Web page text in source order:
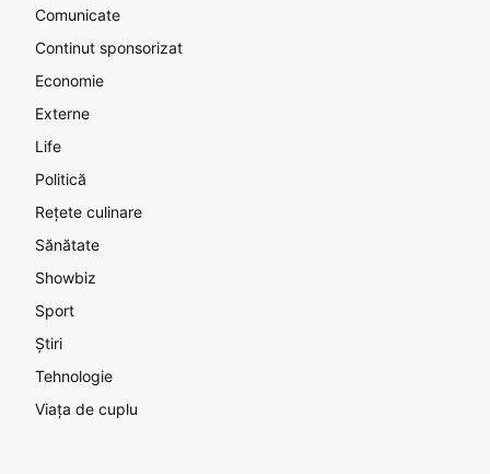
Comunicate
Continut sponsorizat
Economie
Externe
Life
Politică
Rețete culinare
Sănătate
Showbiz
Sport
Știri
Tehnologie
Viața de cuplu